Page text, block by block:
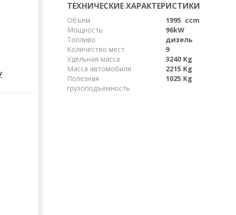
ТЕХНИЧЕСКИЕ ХАРАКТЕРИСТИКИ
Объем
1995 ccm
Мощность
96kW
Топливо
дизель
Количество мест
9
Удельная масса
3240 Kg
Масса автомобиля
2215 Kg
Полезная
грузоподъемность
1025 Kg